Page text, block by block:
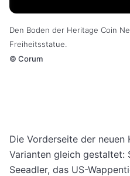
Den Boden der Heritage Coin
Freiheitsstatue.
© Corum
Die Vorderseite der
Varianten gleich gestaltet:
Seeadler, das US-